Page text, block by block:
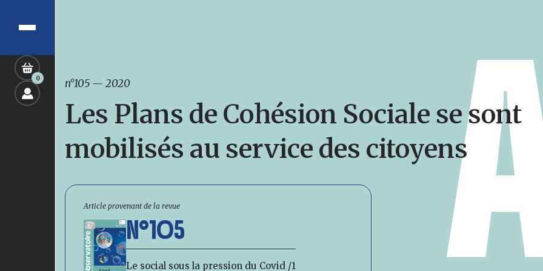
0 n°105 — 2020
Les Plans de Cohésion Sociale se sont
mobilisés au service des citoyens
Article provenant de la revue
N°105
Le social sous la pression du Covid /1